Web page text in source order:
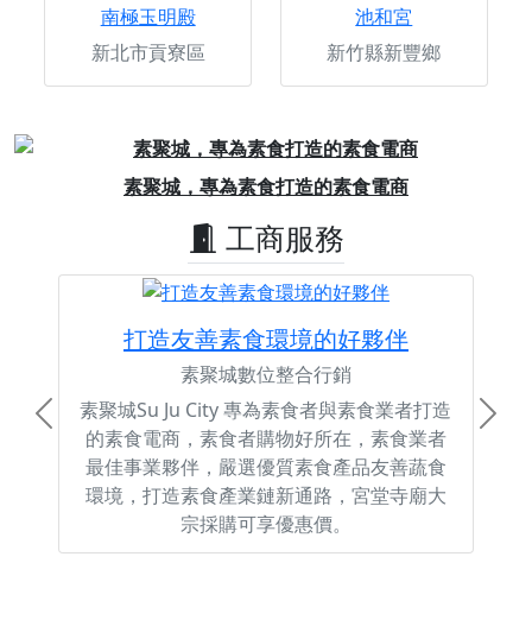
南極玉明殿
新北市貢寮區
池和宮
新竹縣新豐鄉
素聚城，專為素食打造的素食電商
Previous
工商服務
打造友善素食環境的好夥伴
素聚城數位整合行銷
素聚城Su Ju City 專為素食者與素食業者打造
的素食電商，素食者購物好所在，素食業者
最佳事業夥伴，嚴選優質素食產品友善蔬食
環境，打造素食產業鏈新通路，宮堂寺廟大
宗採購可享優惠價。
Previous Next